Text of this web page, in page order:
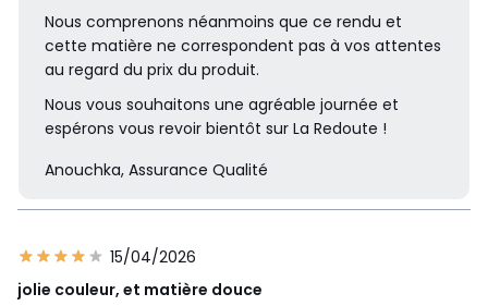
Nous comprenons néanmoins que ce rendu et
cette matière ne correspondent pas à vos attentes
au regard du prix du produit.
Nous vous souhaitons une agréable journée et
espérons vous revoir bientôt sur La Redoute !
Anouchka, Assurance Qualité
15/04/2026
jolie couleur, et matière douce